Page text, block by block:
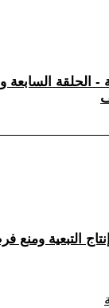
التبعية ومنع